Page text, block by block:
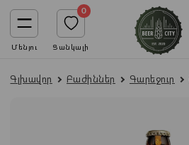
Մենյու
0
Ցանկալի
Գլխավոր Բաժիններ Գարեջուր